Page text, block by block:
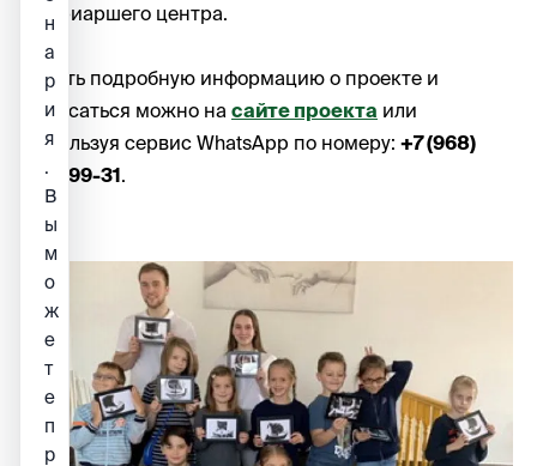
Патриаршего центра.
Узнать подробную информацию о проекте и
записаться можно на сайте проекта или
используя сервис WhatsApp по номеру: +7 (968)
463-99-31.
н
а
р
и
я
.
В
ы
м
о
ж
е
т
е
п
р